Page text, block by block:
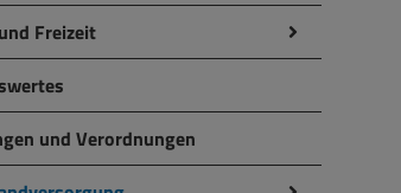
Freizeit
und Verordnungen